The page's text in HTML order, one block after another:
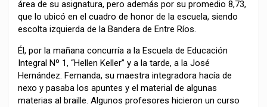
área de su asignatura, pero además por su promedio 8,73,
que lo ubicó en el cuadro de honor de la escuela, siendo
escolta izquierda de la Bandera de Entre Ríos.
Él, por la mañana concurría a la Escuela de Educación
Integral Nº 1, “Hellen Keller” y a la tarde, a la José
Hernández. Fernanda, su maestra integradora hacía de
nexo y pasaba los apuntes y el material de algunas
materias al braille. Algunos profesores hicieron un curso